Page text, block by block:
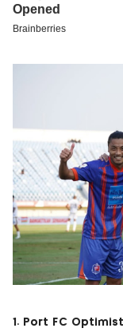
1. Port FC